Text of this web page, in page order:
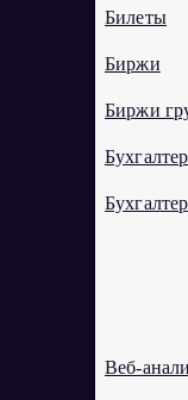
Билеты
Биржи
Биржи
Веб-